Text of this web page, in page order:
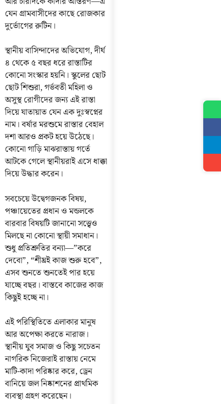
যেন গ্রামবাসীদের কাছে রোজকার
দুর্ভোগের রুটিন।
স্থানীয় বাসিন্দাদের অভিযোগ, দীর্ঘ
৪ থেকে ৫ বছর ধরে রাস্তাটির
কোনো সংস্কার হয়নি। স্কুলের ছোট
ছোট শিশুরা, গর্ভবতী মহিলা ও
অসুস্থ রোগীদের জন্য এই রাস্তা
দিয়ে যাতায়াত যেন এক দুঃস্বপ্নের
নাম। বর্ষার মরশুমে রাস্তার বেহাল
দশা আরও প্রকট হয়ে উঠেছে।
কোনো গাড়ি মাঝরাস্তায় গর্তে
আটকে গেলে স্থানীয়রাই এসে ধাক্কা
দিয়ে উদ্ধার করেন।
সবচেয়ে উদ্বেগজনক বিষয়,
পঞ্চায়েতের প্রধান ও মন্ডলকে
বারবার বিষয়টি জানানো সত্ত্বেও
মিলছে না কোনো স্থায়ী সমাধান।
শুধু প্রতিশ্রুতির বন্যা—”করে
দেবো”, “শীঘ্রই কাজ শুরু হবে”,
এসব শুনতে শুনতেই পার হয়ে
যাচ্ছে বছর। বাস্তবে কাজের কাজ
কিছুই হচ্ছে না।
এই পরিস্থিতিতে এলাকার মানুষ
আর অপেক্ষা করতে নারাজ।
স্থানীয় যুব সমাজ ও কিছু সচেতন
নাগরিক নিজেরাই রাস্তায় নেমে
মাটি-কাদা পরিষ্কার করে, ড্রেন
বানিয়ে জল নিষ্কাশনের প্রাথমিক
ব্যবস্থা গ্রহণ করেছেন।